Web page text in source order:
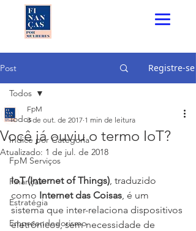
Post Registre-se
Todos
Índice por Categoria
FpM Serviços
Finanças
Estratégia
Empreendedorismo
Todos
Você já ouviu o termo IoT?
FpM
3 de out. de 2017 1 min de leitura
Atualizado: 1 de jul. de 2018
IoT (Internet of Things), traduzido
como Internet das Coisas, é um
sistema que inter-relaciona dispositivos
eletrônicos, sem necessidade de